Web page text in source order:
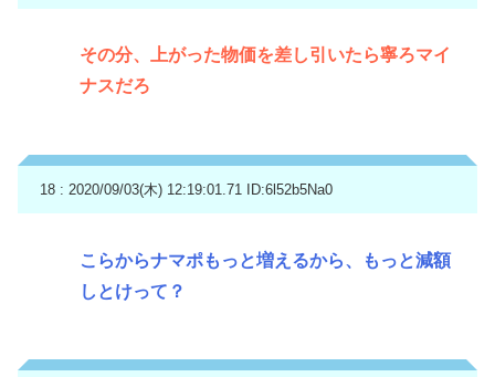
その分、上がった物価を差し引いたら寧ろマイ
ナスだろ
18 : 2020/09/03(木) 12:19:01.71 ID:6l52b5Na0
こらからナマポもっと増えるから、もっと減額
しとけって？